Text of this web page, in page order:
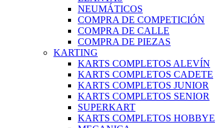
NEUMÁTICOS
COMPRA DE COMPETICIÓN
COMPRA DE CALLE
COMPRA DE PIEZAS
KARTING
KARTS COMPLETOS ALEVÍN
KARTS COMPLETOS CADETE
KARTS COMPLETOS JUNIOR
KARTS COMPLETOS SENIOR
SUPERKART
KARTS COMPLETOS HOBBYE